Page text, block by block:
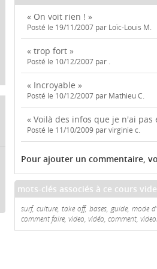
« On voit rien ! »
Posté le 19/11/2007 par Loïc-Louis M.
« trop fort »
Posté le 10/12/2007 par .
« Incroyable »
Posté le 10/12/2007 par Mathieu C.
« Voilà des infos que je n'ai pas
Posté le 11/10/2009 par virginie c.
Pour ajouter un commentaire,
mots-clés associés à ce cours
surf, culture, take off, bases, guide, mode
comment faire, video, vidéo, comment,